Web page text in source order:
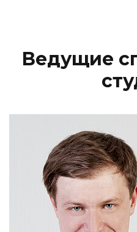
Ведущие